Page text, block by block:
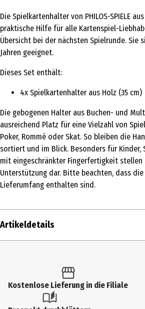
Die Spielkartenhalter von PHILOS-SPIELE
praktische Hilfe für alle Kartenspiel-
Übersicht bei der nächsten Spielrunde. Sie
Jahren geeignet.
Dieses Set enthält:
4x Spielkartenhalter aus Holz (35 cm)
Die gebogenen Halter aus Buchen- und
ausreichend Platz für eine Vielzahl von
Poker, Rommé oder Skat. So bleiben die
sortiert und im Blick. Besonders für Kinder,
mit eingeschränkter Fingerfertigkeit stellen
Unterstützung dar. Bitte beachten, dass
Lieferumfang enthalten sind.
Artikeldetails
Altersfreigabe
Kostenlose Lieferung in die Filiale